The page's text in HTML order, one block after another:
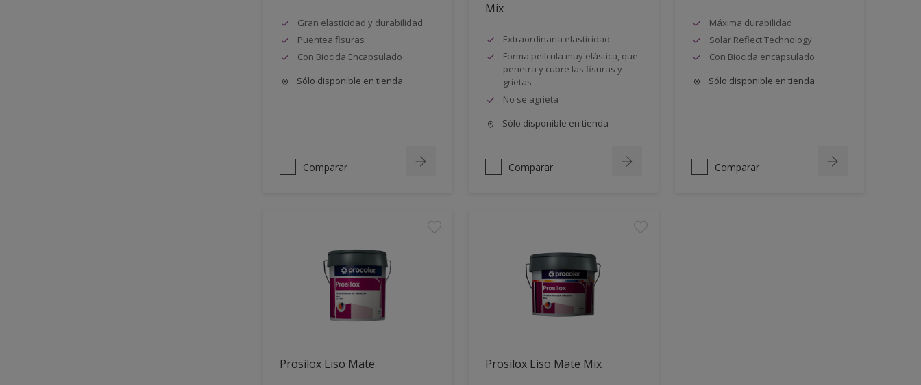
Gran elasticidad y durabilidad
Puentea fisuras
Con Biocida Encapsulado
Sólo disponible en tienda
Comparar
Mix
Extraordinaria elasticidad
Forma película muy elástica, que
penetra y cubre las fisuras y
grietas
No se agrieta
Sólo disponible en tienda
Comparar
Máxima durabilidad
Solar Reflect Technology
Con Biocida encapsulado
Sólo disponible en tienda
Comparar
Prosilox Liso Mate Prosilox Liso Mate Mix